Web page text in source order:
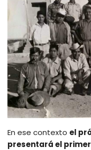
En ese contexto el
presentará el